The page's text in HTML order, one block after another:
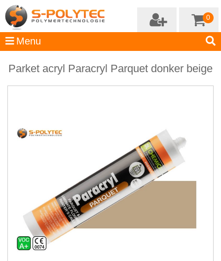
0
Parket acryl Paracryl Parquet donker beige